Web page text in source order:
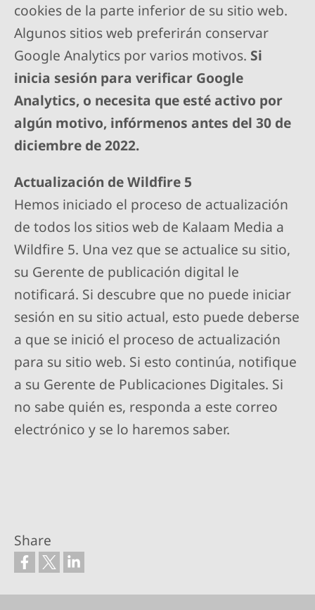
cookies de la parte inferior de su sitio web.
Algunos sitios web preferirán conservar
Google Analytics por varios motivos. Si
inicia sesión para verificar Google
Analytics, o necesita que esté activo por
algún motivo, infórmenos antes del 30 de
diciembre de 2022.
Actualización de Wildfire 5
Hemos iniciado el proceso de actualización
de todos los sitios web de Kalaam Media a
Wildfire 5. Una vez que se actualice su sitio,
su Gerente de publicación digital le
notificará. Si descubre que no puede iniciar
sesión en su sitio actual, esto puede deberse
a que se inició el proceso de actualización
para su sitio web. Si esto continúa, notifique
a su Gerente de Publicaciones Digitales. Si
no sabe quién es, responda a este correo
electrónico y se lo haremos saber.
Share